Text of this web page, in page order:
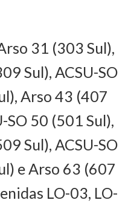
31 (303 Sul),
Sul), ACSU-SO
Arso 43 (407
SO 50 (501 Sul),
Sul), ACSU-SO
e Arso 63 (607
LO-03, LO-